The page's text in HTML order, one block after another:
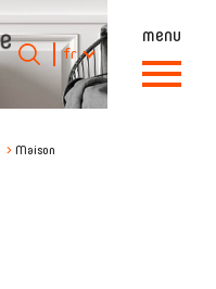
menu
Langue
fr
Maison